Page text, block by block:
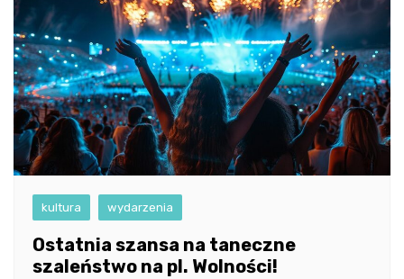
kultura wydarzenia
Ostatnia szansa na taneczne
szaleństwo na pl. Wolności!